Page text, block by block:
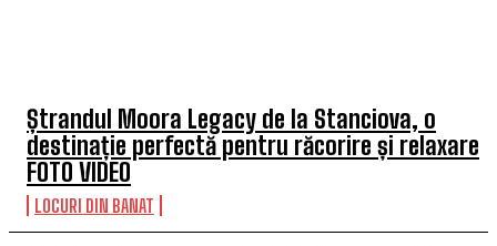
Ștrandul Moora Legacy de la Stanciova, o
destinație perfectă pentru răcorire și relaxare
FOTO VIDEO
LOCURI DIN BANAT